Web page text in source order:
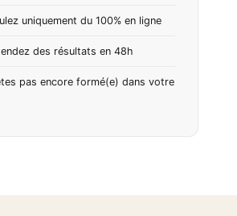
uniquement du 100% en ligne
des résultats en 48h
pas encore formé(e) dans votre